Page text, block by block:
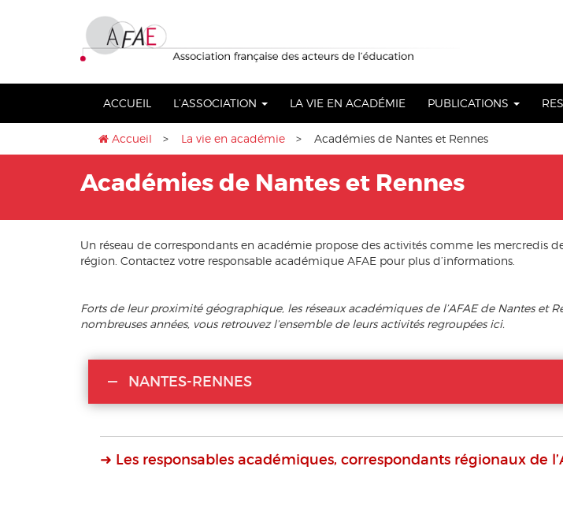
ACCUEIL L’ASSOCIATION LA VIE EN ACADÉMIE PUBLICATIONS
Accueil > La vie en académie > Académies de Nantes et Rennes
Académies de Nantes et Rennes
Un réseau de correspondants en académie propose des activités comme les mercredis
région. Contactez votre responsable académique AFAE pour plus d’informations.
Forts de leur proximité géographique, les réseaux académiques de l’AFAE de Nantes
nombreuses années, vous retrouvez l’ensemble de leurs activités regroupées ici.
NANTES-RENNES
➜ Les responsables académiques, correspondants régionaux de